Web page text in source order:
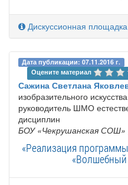
Дискуссионная площадка
Дата публикации: 07.11.2016 г.
Оцените материал
Сажина Светлана
изобразительного
руководитель ШМО
дисциплин
БОУ «Чекрушанская СОШ»
«Реализация
«Волшебный